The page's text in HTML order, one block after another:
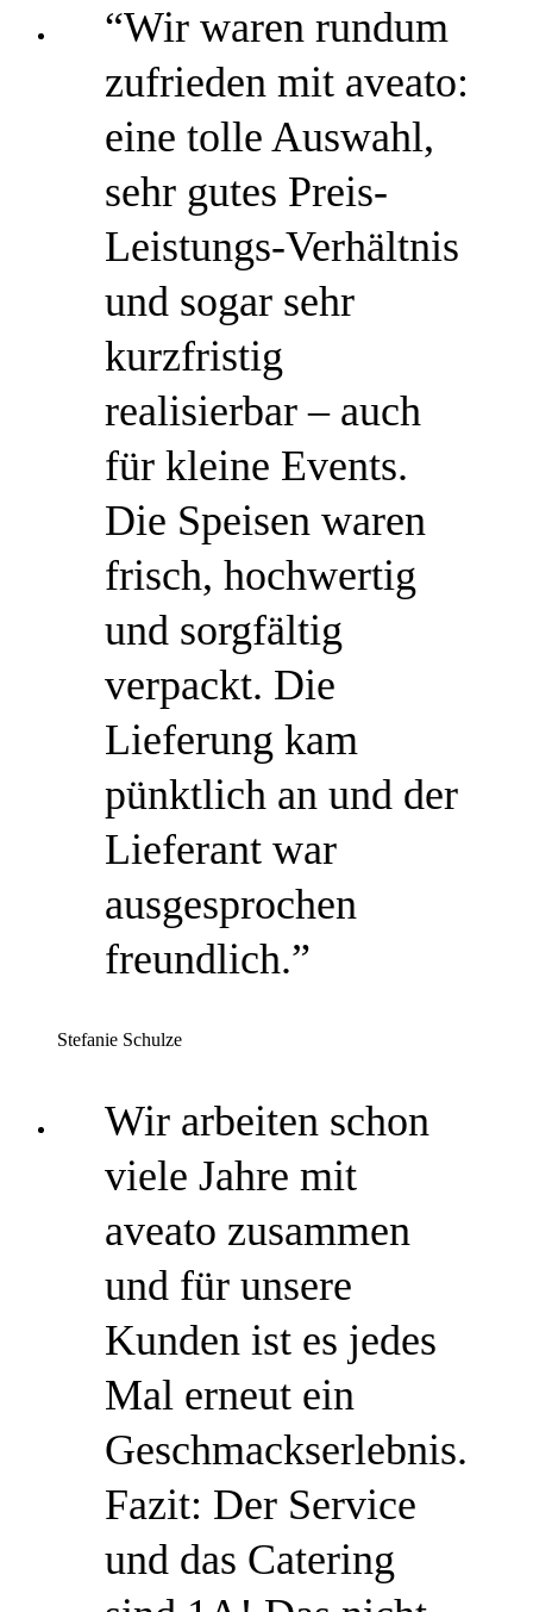
“Wir waren rundum
zufrieden mit aveato:
eine tolle Auswahl,
sehr gutes Preis-
Leistungs-Verhältnis
und sogar sehr
kurzfristig
realisierbar – auch
für kleine Events.
Die Speisen waren
frisch, hochwertig
und sorgfältig
verpackt. Die
Lieferung kam
pünktlich an und der
Lieferant war
ausgesprochen
freundlich.”
Stefanie Schulze
Wir arbeiten schon
viele Jahre mit
aveato zusammen
und für unsere
Kunden ist es jedes
Mal erneut ein
Geschmackserlebnis.
Fazit: Der Service
und das Catering